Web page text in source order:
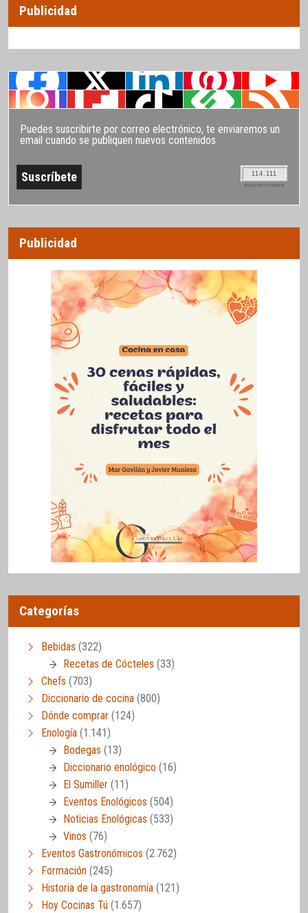
Publicidad
Puedes suscribirte por correo electrónico, te enviaremos un
email cuando se publiquen nuevos contenidos
114.111
SUSCRIPTORES
Publicidad
Categorías
Bebidas (322)
Recetas de Cócteles (33)
Chefs (703)
Diccionario de cocina (800)
Dónde comprar (124)
Enología (1.141)
Bodegas (13)
Diccionario enológico (16)
El Sumiller (11)
Eventos Enológicos (504)
Noticias Enológicas (533)
Vinos (76)
Eventos Gastronómicos (2.762)
Formación (245)
Historia de la gastronomía (121)
Hoy Cocinas Tú (1.657)